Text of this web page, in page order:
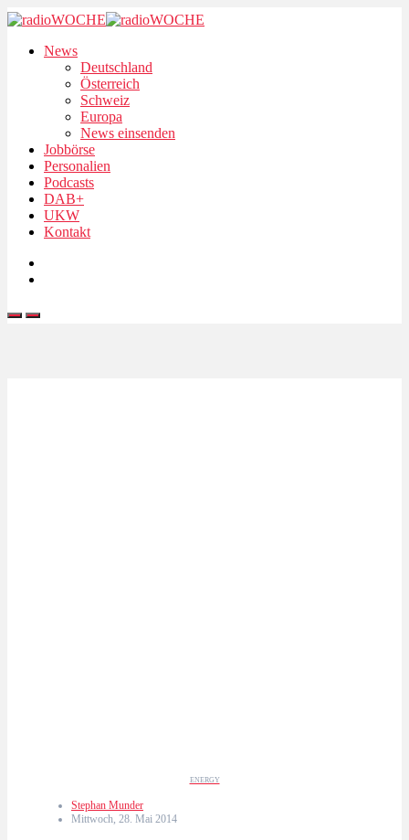
News
Deutschland
Österreich
Schweiz
Europa
News einsenden
Jobbörse
Personalien
Podcasts
DAB+
UKW
Kontakt
ENERGY
Stephan Munder
Mittwoch, 28. Mai 2014